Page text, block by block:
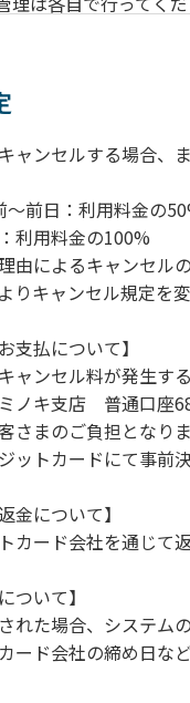
移動する場合は、徐
禁止です。
ロッジ棟内は禁煙です
した上で、燃えるご
外の事由により建造
車場含む）での事故
利用上の注意事項な
ト類）の同伴はご遠慮
、お子様の単独での
の持ち出しはしない
のコテージ内での面
花火は禁止です。
となるような行為（
コンロやグリル
後は炭の鎮火の確認を
コンロやグリル）
生スペースを含め、
ャンセルする場合、
前日：利用料金の
利用料金の100%
由によるキャンセル
キャンセル規定を変
支払について】
ンセル料が発生す
ノキ支店 普通口座
さまのご負担となり
トカードにて事前
金について】
カード会社を通じて
ついて】
れた場合、システム
ード会社の締め日な